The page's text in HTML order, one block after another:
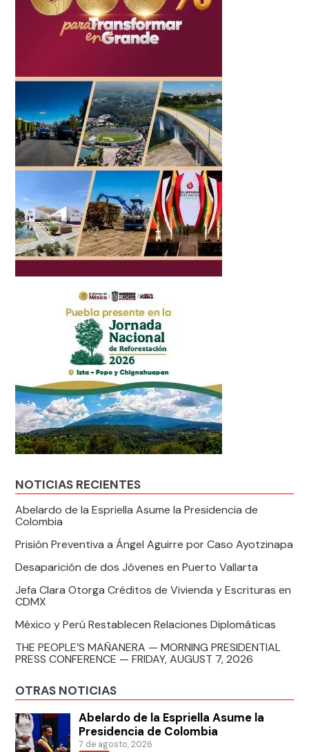
NOTICIAS RECIENTES
Abelardo de la Espriella Asume la Presidencia de
Colombia
Prisión Preventiva a Ángel Aguirre por Caso Ayotzinapa
Desaparición de dos Jóvenes en Puerto Vallarta
Jefa Clara Otorga Créditos de Vivienda y Escrituras en
CDMX
México y Perú Restablecen Relaciones Diplomáticas
THE PEOPLE’S MAÑANERA — MORNING PRESIDENTIAL
PRESS CONFERENCE — FRIDAY, AUGUST 7, 2026
OTRAS NOTICIAS
Abelardo de la Espriella Asume la
Presidencia de Colombia
7 de agosto, 2026